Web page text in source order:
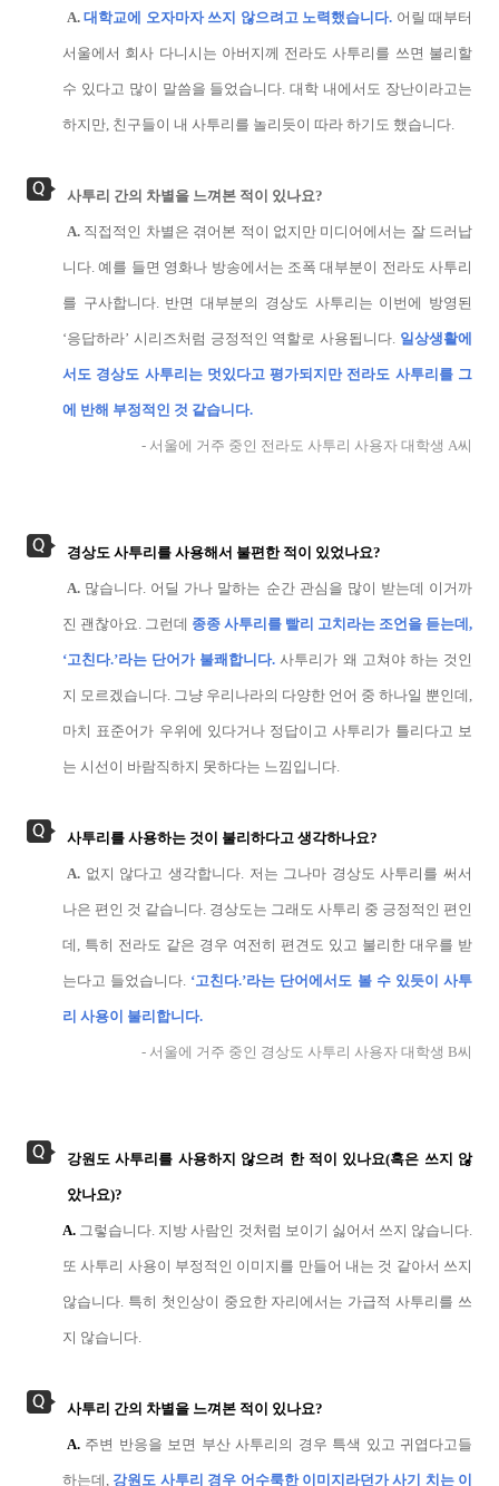
A. 대학교에 오자마자 쓰지 않으려고 노력했습니다. 어릴 때부터
서울에서 회사 다니시는 아버지께 전라도 사투리를 쓰면 불리할
수 있다고 많이 말씀을 들었습니다. 대학 내에서도 장난이라고는
하지만, 친구들이 내 사투리를 놀리듯이 따라 하기도 했습니다.
사투리 간의 차별을 느껴본 적이 있나요?
A. 직접적인 차별은 겪어본 적이 없지만 미디어에서는 잘 드러납
니다. 예를 들면 영화나 방송에서는 조폭 대부분이 전라도 사투리
를 구사합니다. 반면 대부분의 경상도 사투리는 이번에 방영된
‘응답하라’ 시리즈처럼 긍정적인 역할로 사용됩니다. 일상생활에
서도 경상도 사투리는 멋있다고 평가되지만 전라도 사투리를 그
에 반해 부정적인 것 같습니다.
- 서울에 거주 중인 전라도 사투리 사용자 대학생 A씨
경상도 사투리를 사용해서 불편한 적이 있었나요?
A. 많습니다. 어딜 가나 말하는 순간 관심을 많이 받는데 이거까
진 괜찮아요. 그런데 종종 사투리를 빨리 고치라는 조언을 듣는데,
‘고친다.’라는 단어가 불쾌합니다.사투리가 왜 고쳐야 하는 것인
지 모르겠습니다. 그냥 우리나라의 다양한 언어 중 하나일 뿐인데,
마치 표준어가 우위에 있다거나 정답이고 사투리가 틀리다고 보
는 시선이 바람직하지 못하다는 느낌입니다.
사투리를 사용하는 것이 불리하다고 생각하나요?
A. 없지 않다고 생각합니다. 저는 그나마 경상도 사투리를 써서
나은 편인 것 같습니다. 경상도는 그래도 사투리 중 긍정적인 편인
데, 특히 전라도 같은 경우 여전히 편견도 있고 불리한 대우를 받
는다고 들었습니다. ‘고친다.’라는 단어에서도 볼 수 있듯이 사투
리 사용이 불리합니다.
- 서울에 거주 중인 경상도 사투리 사용자 대학생 B씨
강원도 사투리를 사용하지 않으려 한 적이 있나요(혹은 쓰지 않
았나요)?
A. 그렇습니다. 지방 사람인 것처럼 보이기 싫어서 쓰지 않습니다.
또 사투리 사용이 부정적인 이미지를 만들어 내는 것 같아서 쓰지
않습니다. 특히 첫인상이 중요한 자리에서는 가급적 사투리를 쓰
지 않습니다.
사투리 간의 차별을 느껴본 적이 있나요?
A. 주변 반응을 보면 부산 사투리의 경우 특색 있고 귀엽다고들
하는데, 강원도 사투리 경우 어수룩한 이미지라던가 사기 치는 이